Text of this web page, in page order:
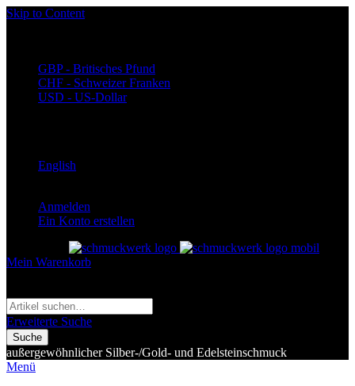
Skip to Content
GBP - Britisches Pfund
CHF - Schweizer Franken
USD - US-Dollar
English
Anmelden
Ein Konto erstellen
Mein Warenkorb
Erweiterte Suche
Suche
außergewöhnlicher Silber-/Gold- und Edelsteinschmuck
Menü